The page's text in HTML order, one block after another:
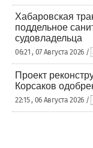
Хабаровская
поддельное
судовладельца
06:21 , 07 Августа 2026 /
Проект
Корсаков
22:15 , 06 Августа 2026 /